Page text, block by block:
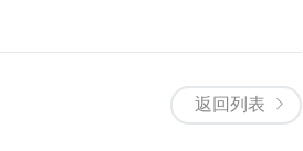
返回列表